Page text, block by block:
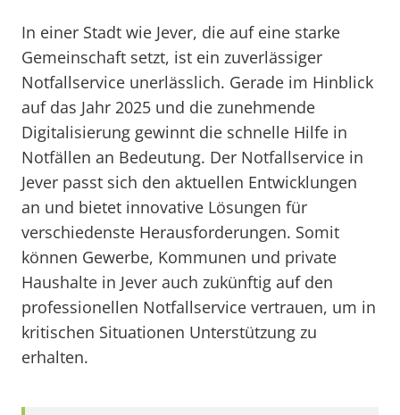
In einer Stadt wie Jever, die auf eine starke
Gemeinschaft setzt, ist ein zuverlässiger
Notfallservice unerlässlich. Gerade im Hinblick
auf das Jahr 2025 und die zunehmende
Digitalisierung gewinnt die schnelle Hilfe in
Notfällen an Bedeutung. Der Notfallservice in
Jever passt sich den aktuellen Entwicklungen
an und bietet innovative Lösungen für
verschiedenste Herausforderungen. Somit
können Gewerbe, Kommunen und private
Haushalte in Jever auch zukünftig auf den
professionellen Notfallservice vertrauen, um in
kritischen Situationen Unterstützung zu
erhalten.